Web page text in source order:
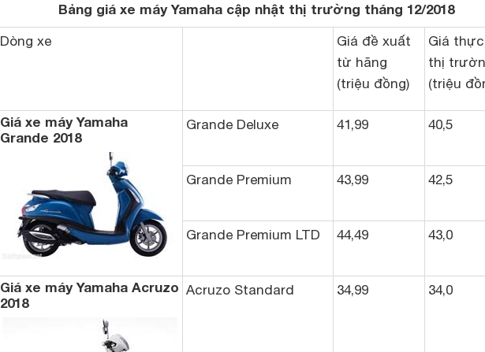
Bảng giá xe máy Yamaha cập nhật thị trường tháng 12/2018
Dòng xe
Giá đề xuất
từ hãng
(triệu đồng)
Giá
thị
(triệu
Giá xe máy Yamaha
Grande 2018
Grande Deluxe 41,99 40,5
Grande Premium 43,99 42,5
Grande Premium LTD 44,49 43,0
Giá xe máy Yamaha Acruzo
2018
Acruzo Standard 34,99 34,0